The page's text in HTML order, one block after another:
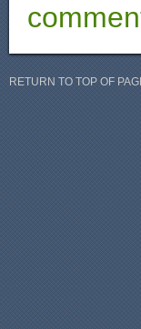
RETURN TO TOP OF